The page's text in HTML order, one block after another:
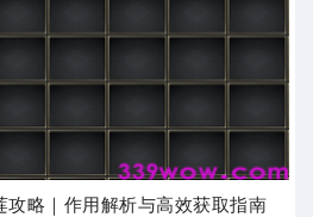
略｜作用解析与高效获取指南